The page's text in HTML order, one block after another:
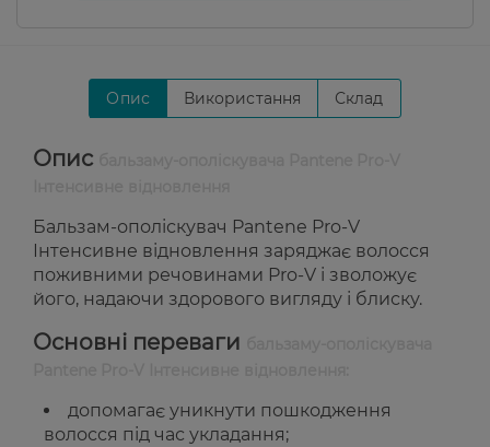
Опис Використання Склад
Опис
Бальзам-ополіскувач Pantene Pro-V
Інтенсивне відновлення заряджає волосся
поживними речовинами Pro-V і зволожує
його, надаючи здорового вигляду і блиску.
Основні переваги
допомагає уникнути пошкодження
волосся під час укладання;